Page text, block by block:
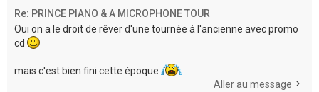
Re: PRINCE PIANO & A MICROPHONE TOUR
Oui on a le droit de rêver d'une tournée à l'ancienne avec promo
cd
mais c'est bien fini cette époque
Aller au message